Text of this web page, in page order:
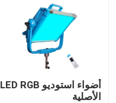
أضواء استوديو LED RGB
الأصلية